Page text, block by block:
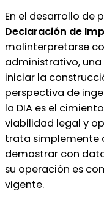
En el desarrollo de
Declaración de
malinterpretarse
administrativo,
iniciar la
perspectiva de
la DIA es el
viabilidad legal y
trata simplemente
demostrar con
su operación es
vigente.